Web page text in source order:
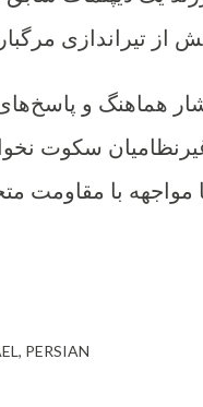
هماهنگ و
سکوت
PERSIAN